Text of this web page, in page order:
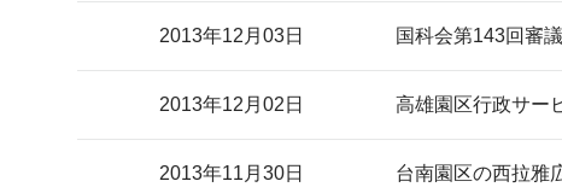
2013年12月03日 国科会第143回審
2013年12月02日 高雄園区行政サー
2013年11月30日 台南園区の西拉雅